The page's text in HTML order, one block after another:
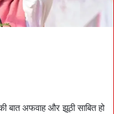
अफवाह और झूठी साबित हो